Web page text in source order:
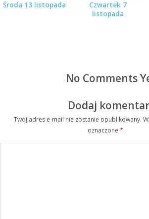
Środa 13 listopada
Czwartek 7
listopada
No Comments
Dodaj
Twój adres e-mail nie zostanie opublikowany.
oznaczone *